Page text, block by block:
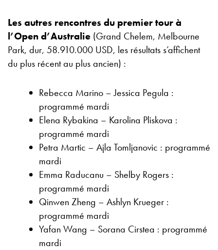
Les autres rencontres du premier tour à
l’Open d’Australie (Grand Chelem, Melbourne
Park, dur, 58.910.000 USD, les résultats s’affichent
du plus récent au plus ancien) :
Rebecca Marino – Jessica Pegula :
programmé mardi
Elena Rybakina – Karolina Pliskova :
programmé mardi
Petra Martic – Ajla Tomljanovic : programmé
mardi
Emma Raducanu – Shelby Rogers :
programmé mardi
Qinwen Zheng – Ashlyn Krueger :
programmé mardi
Yafan Wang – Sorana Cirstea : programmé
mardi